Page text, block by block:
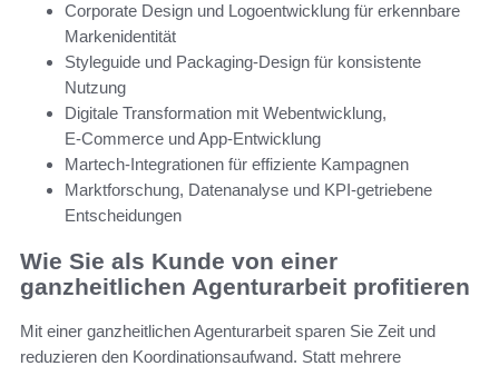
Corporate Design und Logoentwicklung für erkennbare
Markenidentität
Styleguide und Packaging-Design für konsistente
Nutzung
Digitale Transformation mit Webentwicklung,
E‑Commerce und App-Entwicklung
Martech-Integrationen für effiziente Kampagnen
Marktforschung, Datenanalyse und KPI-getriebene
Entscheidungen
Wie Sie als Kunde von einer
ganzheitlichen Agenturarbeit profitieren
Mit einer ganzheitlichen Agenturarbeit sparen Sie Zeit und
reduzieren den Koordinationsaufwand. Statt mehrere